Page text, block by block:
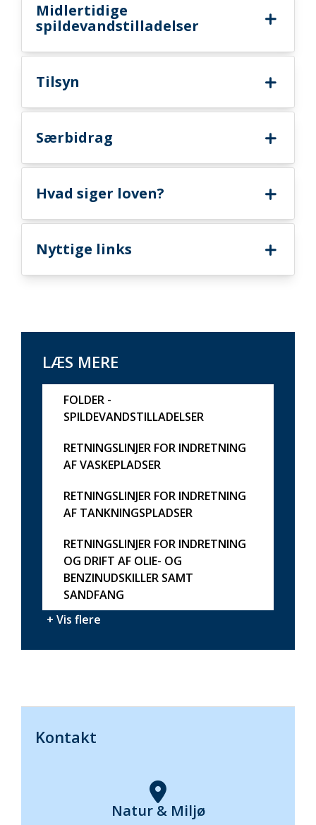
Midlertidige
spildevandstilladelser
Tilsyn
Særbidrag
Hvad siger loven?
Nyttige links
LÆS MERE
FOLDER -
SPILDEVANDSTILLADELSER
RETNINGSLINJER FOR INDRETNING
AF VASKEPLADSER
RETNINGSLINJER FOR INDRETNING
AF TANKNINGSPLADSER
RETNINGSLINJER FOR INDRETNING
OG DRIFT AF OLIE- OG
BENZINUDSKILLER SAMT
SANDFANG
+ Vis flere
Kontakt
Natur & Miljø